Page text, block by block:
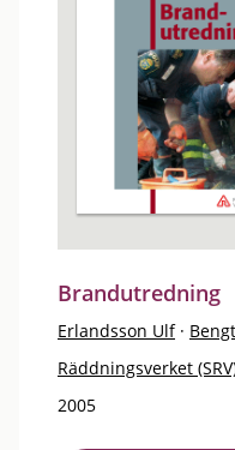
Brandutredning
Erlandsson Ulf ·
Räddningsverket
2005